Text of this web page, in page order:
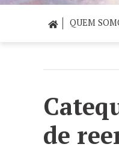
QUEM
de